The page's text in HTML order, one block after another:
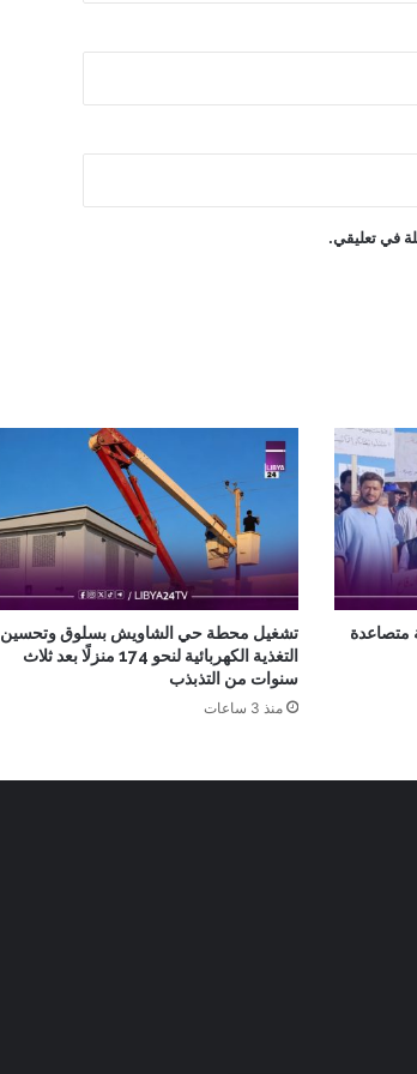
في تعليقي.
متصاعدة
تشغيل محطة حي الشاويش بسلوق وتحسين
التغذية الكهربائية لنحو 174 منزلًا بعد ثلاث
سنوات من التذبذب
منذ 3 ساعات